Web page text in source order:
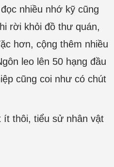
nhiều nhớ kỹ cũng
rời khỏi đồ thư quán,
hơn, cộng thêm nhiều
leo lên 50 hạng đầu
cũng coi như có chút
ít thôi, tiểu sử nhân vật